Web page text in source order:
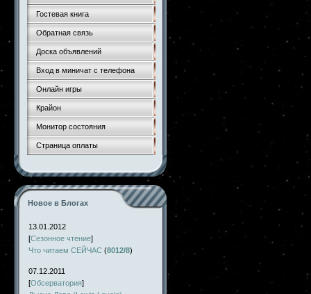
Гостевая книга
Обратная связь
Доска объявлений
Вход в миничат с телефона
Онлайн игры
Крайон
Монитор состояния
Страница оплаты
Новое в Блогах
13.01.2012
[Сезонное чтение]
Что читаем СЕЙЧАС (8012/8)
07.12.2011
[Обсерватория]